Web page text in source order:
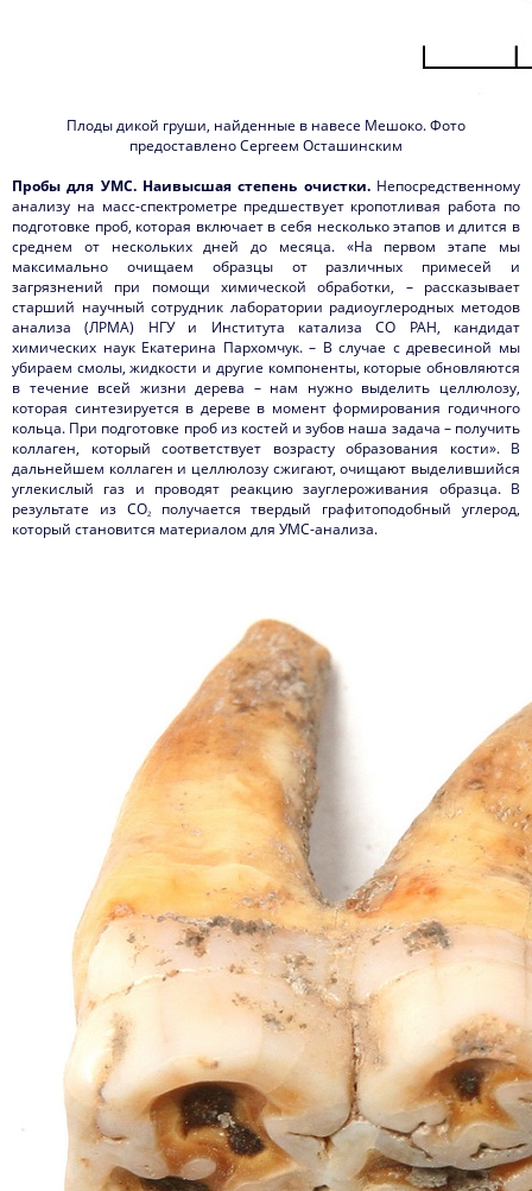
Плоды дикой груши, найденные в навесе Мешоко. Фото
предоставлено Сергеем Осташинским
Пробы для УМС. Наивысшая степень очистки.Непосредственному
анализу на масс-спектрометре предшествует кропотливая работа по
подготовке проб, которая включает в себя несколько этапов и длится в
среднем от нескольких дней до месяца. «На первом этапе мы
максимально очищаем образцы от различных примесей и
загрязнений при помощи химической обработки, – рассказывает
старший научный сотрудник лаборатории радиоуглеродных методов
анализа (ЛРМА) НГУ и Института катализа СО РАН, кандидат
химических наук Екатерина Пархомчук. – В случае с древесиной мы
убираем смолы, жидкости и другие компоненты, которые обновляются
в течение всей жизни дерева – нам нужно выделить целлюлозу,
которая синтезируется в дереве в момент формирования годичного
кольца. При подготовке проб из костей и зубов наша задача – получить
коллаген, который соответствует возрасту образования кости». В
дальнейшем коллаген и целлюлозу сжигают, очищают выделившийся
углекислый газ и проводят реакцию зауглероживания образца. В
результате из СО2получается твердый графитоподобный углерод,
который становится материалом для УМС-анализа.